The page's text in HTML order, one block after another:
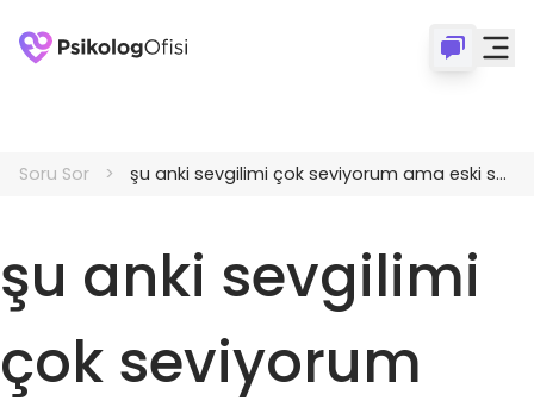
Soru Sor şu anki sevgilimi çok seviyorum ama eski sevgilimi özlüyor gibiyim
şu anki sevgilimi
çok seviyorum